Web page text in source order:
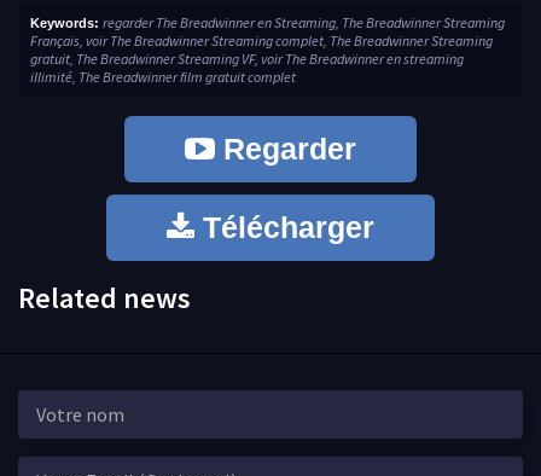
Keywords: regarder The Breadwinner en Streaming, The Breadwinner Streaming
Français, voir The Breadwinner Streaming complet, The Breadwinner Streaming
gratuit, The Breadwinner Streaming VF, voir The Breadwinner en streaming
illimité, The Breadwinner film gratuit complet
Regarder
Télécharger
Related news